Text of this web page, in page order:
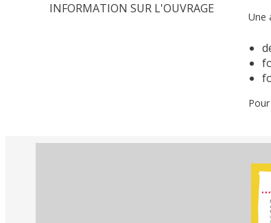
INFORMATION SUR L'OUVRAGE
Une